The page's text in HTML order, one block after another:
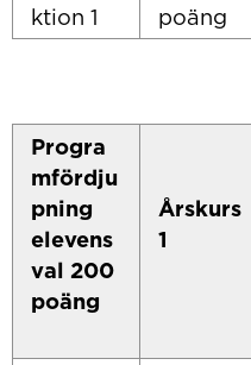
ktion 1
poäng
Progra
mfördju
pning
elevens
val 200
poäng
Årskurs
1